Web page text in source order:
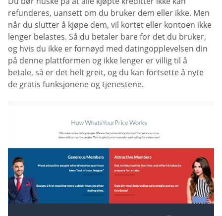
refunderes, uansett om du bruker dem eller ikke. Men
når du slutter å kjøpe dem, vil kortet eller kontoen ikke
lenger belastes. Så du betaler bare for det du bruker,
og hvis du ikke er fornøyd med datingopplevelsen din
på denne plattformen og ikke lenger er villig til å
betale, så er det helt greit, og du kan fortsette å nyte
de gratis funksjonene og tjenestene.